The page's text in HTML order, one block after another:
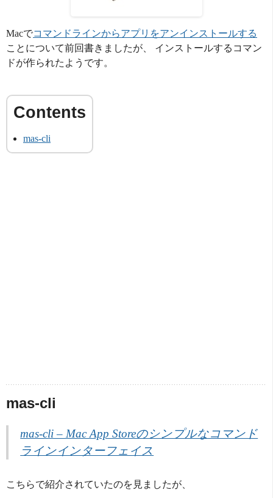
Macでコマンドラインからアプリをアンインストールする
ことについて前回書きましたが、 インストールするコマン
ドが作られたようです。
mas-cli
mas-cli
mas-cli – Mac App Storeのシンプルなコマンド
ラインインターフェイス
こちらで紹介されていたのを見ましたが、